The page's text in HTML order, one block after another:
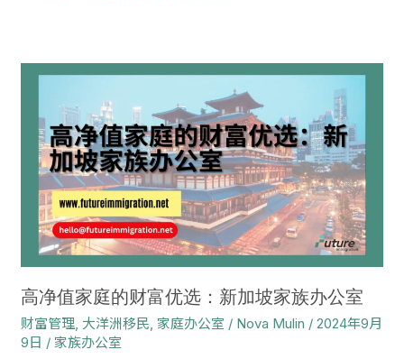
高净值家庭的财富优选：新加坡家族办公室
财富管理, 大洋洲移民, 家庭办公室 / Nova Mulin /2024年9月
9日 / 家族办公室
选：
新
加
坡
家
族